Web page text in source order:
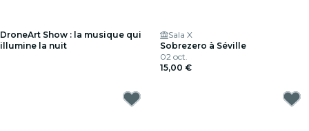
DroneArt Show : la musique qui
illumine la nuit
Sala X
Sobrezero à Séville
02 oct.
15,00 €